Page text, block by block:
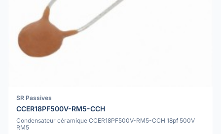
SR Passives
CCER18PF500V-RM5-CCH
Condensateur céramique CCER18PF500V-RM5-CCH 18pf 500V
RM5